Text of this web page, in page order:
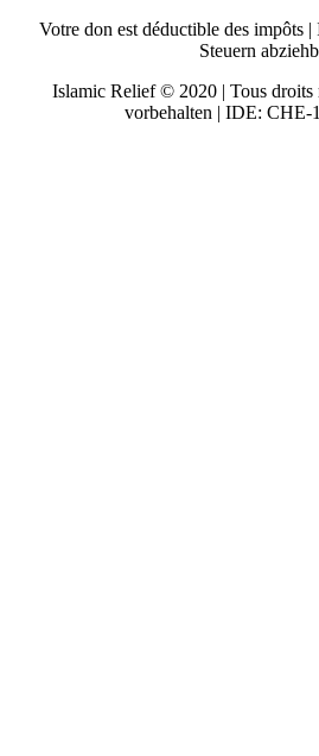
Votre don est déductible des impôts
Steuern
Islamic Relief © 2020 | Tous droits
vorbehalten | IDE: CHE-